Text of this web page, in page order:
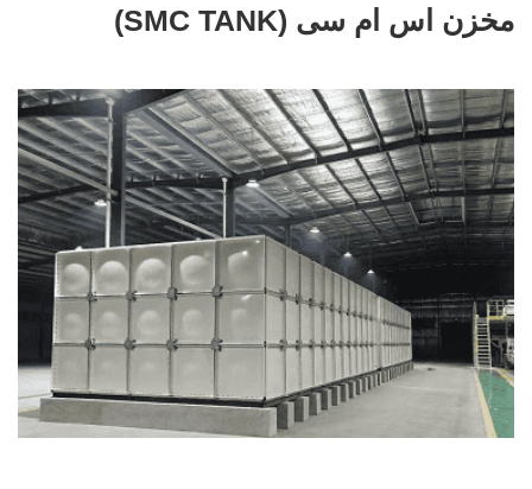
مخزن اس ام سی (SMC TANK)